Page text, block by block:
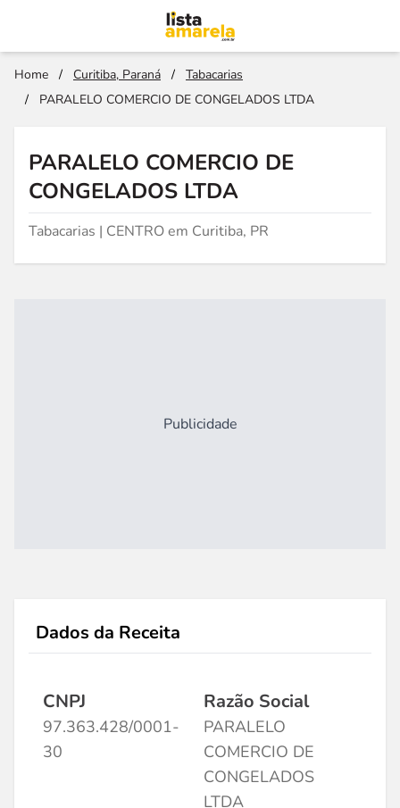
Home / Curitiba, Paraná /
Tabacarias
/
PARALELO COMERCIO DE CONGELADOS LTDA
PARALELO COMERCIO DE
CONGELADOS LTDA
Tabacarias | CENTRO em Curitiba, PR
Publicidade
Dados da Receita
CNPJ
97.363.428/0001-
30
Razão Social
PARALELO
COMERCIO DE
CONGELADOS
LTDA